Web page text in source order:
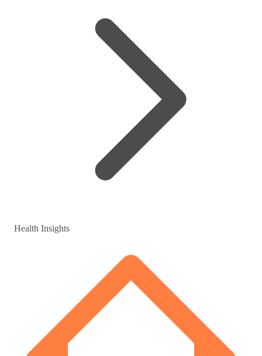
Health Insights